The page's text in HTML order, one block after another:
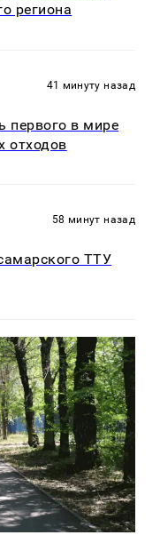
региона
41 минуту назад
первого в мире
отходов
58 минут назад
ТТУ